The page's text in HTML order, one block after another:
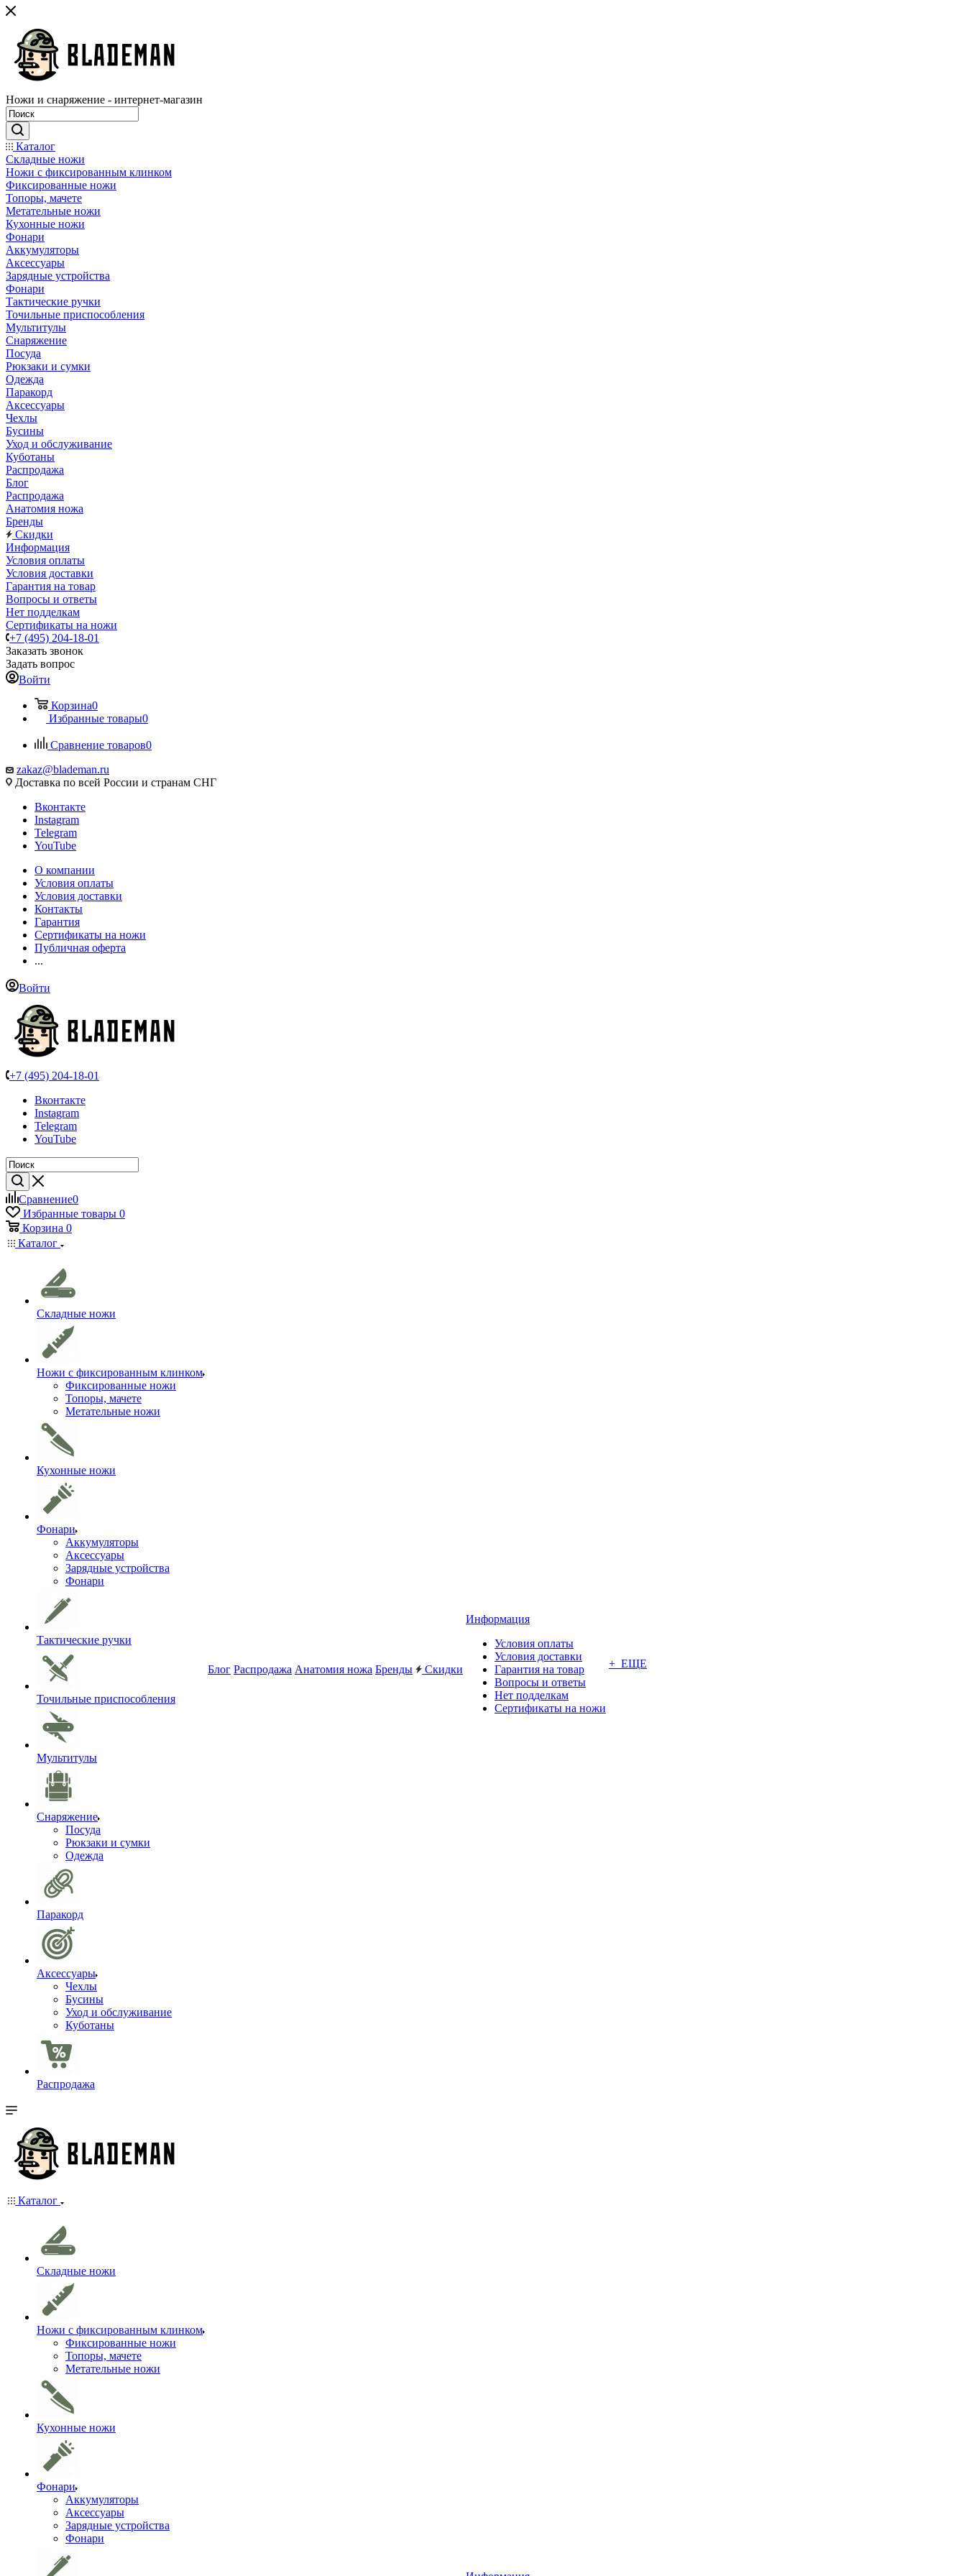
Ножи и снаряжение - интернет-магазин
Каталог
Складные ножи
Ножи с фиксированным клинком
Фиксированные ножи
Топоры, мачете
Метательные ножи
Кухонные ножи
Фонари
Аккумуляторы
Аксессуары
Зарядные устройства
Фонари
Тактические ручки
Точильные приспособления
Мультитулы
Снаряжение
Посуда
Рюкзаки и сумки
Одежда
Паракорд
Аксессуары
Чехлы
Бусины
Уход и обслуживание
Куботаны
Распродажа
Блог
Распродажа
Анатомия ножа
Бренды
Скидки
Информация
Условия оплаты
Условия доставки
Гарантия на товар
Вопросы и ответы
Нет подделкам
Сертификаты на ножи
+7 (495) 204-18-01
Заказать звонок
Задать вопрос
Войти
Корзина0
Избранные товары0
Сравнение товаров0
zakaz@blademan.ru
Доставка по всей России и странам СНГ
Вконтакте
Instagram
Telegram
YouTube
О компании
Условия оплаты
Условия доставки
Контакты
Гарантия
Сертификаты на ножи
Публичная оферта
...
Войти
+7 (495) 204-18-01
Вконтакте
Instagram
Telegram
YouTube
Сравнение0
Избранные товары 0
Корзина 0
Каталог
Складные ножи
Ножи с фиксированным клинком
Фиксированные ножи
Топоры, мачете
Метательные ножи
Кухонные ножи
Фонари
Аккумуляторы
Аксессуары
Зарядные устройства
Фонари
Тактические ручки
Точильные приспособления
Мультитулы
Снаряжение
Посуда
Рюкзаки и сумки
Одежда
Паракорд
Аксессуары
Чехлы
Бусины
Уход и обслуживание
Куботаны
Распродажа
Блог Распродажа Анатомия ножа Бренды Скидки
Информация
Условия оплаты
Условия доставки
Гарантия на товар
Вопросы и ответы
Нет подделкам
Сертификаты на ножи
+ ЕЩЕ
Каталог
Складные ножи
Ножи с фиксированным клинком
Фиксированные ножи
Топоры, мачете
Метательные ножи
Кухонные ножи
Фонари
Аккумуляторы
Аксессуары
Зарядные устройства
Фонари